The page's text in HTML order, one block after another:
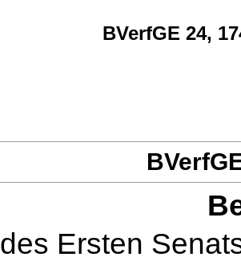
BVerfGE 24,
des Ersten